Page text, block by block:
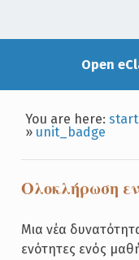
Open
You are here:start
» unit_badge
Ολοκλήρωση
Μια νέα
ενότητες ενός